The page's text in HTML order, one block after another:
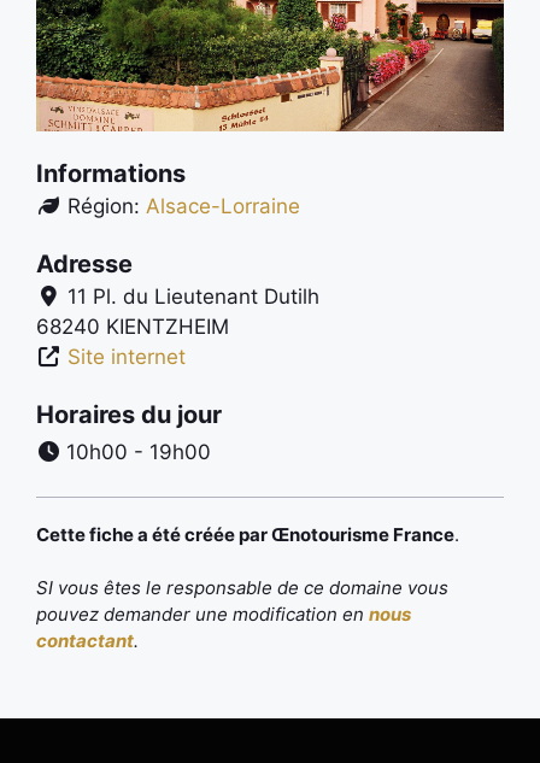
Informations
Région: Alsace-Lorraine
Adresse
11 Pl. du Lieutenant Dutilh
68240 KIENTZHEIM
Site internet
Horaires du jour
10h00 - 19h00
Cette fiche a été créée par Œnotourisme France.
SI vous êtes le responsable de ce domaine vous
pouvez demander une modification en nous
contactant.